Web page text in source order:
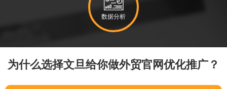
数据分析
为什么选择文旦给你做外贸官网优化推广？